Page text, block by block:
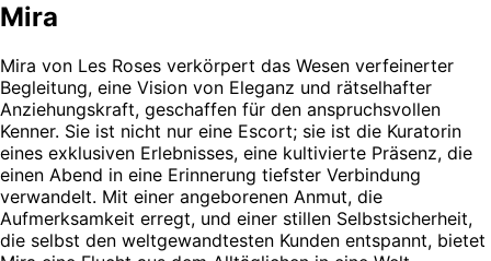
Mira
Mira von Les Roses verkörpert das Wesen verfeinerter
Begleitung, eine Vision von Eleganz und rätselhafter
Anziehungskraft, geschaffen für den anspruchsvollen
Kenner. Sie ist nicht nur eine Escort; sie ist die Kuratorin
eines exklusiven Erlebnisses, eine kultivierte Präsenz, die
einen Abend in eine Erinnerung tiefster Verbindung
verwandelt. Mit einer angeborenen Anmut, die
Aufmerksamkeit erregt, und einer stillen Selbstsicherheit,
die selbst den weltgewandtesten Kunden entspannt, bietet